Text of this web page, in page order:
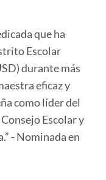
que ha
Escolar
durante más
eficaz y
como líder del
Escolar y
- Nominada en